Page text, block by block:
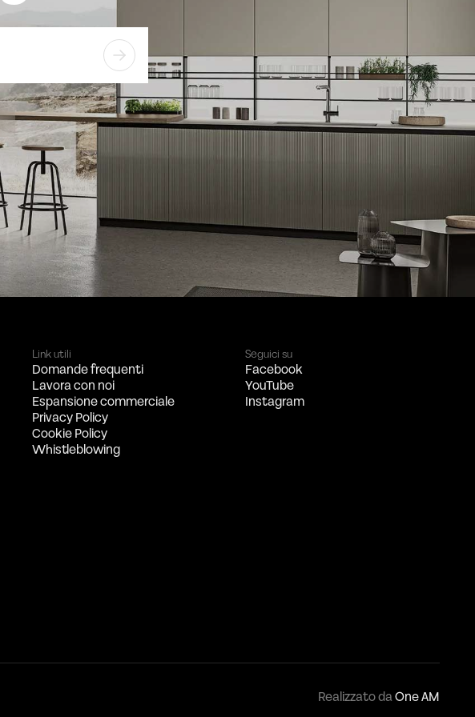
Link utili
Domande frequenti
Lavora con noi
Espansione commerciale
Privacy Policy
Cookie Policy
Whistleblowing
Seguici su
Facebook
YouTube
Instagram
Realizzato daOne AM